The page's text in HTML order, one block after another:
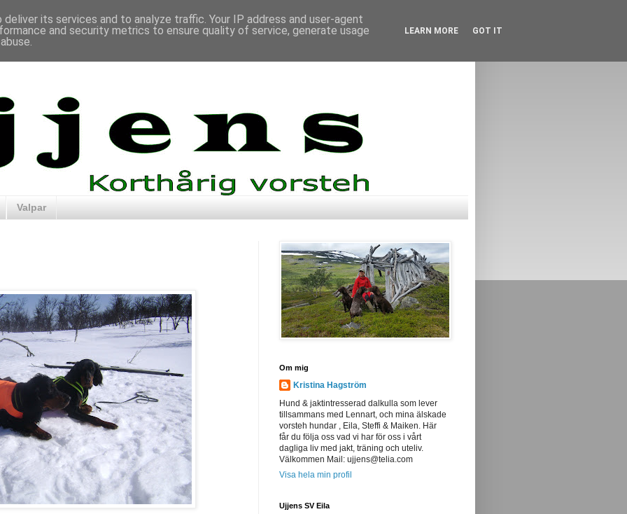
Valpar
Om mig
Kristina Hagström
Hund & jaktintresserad dalkulla som lever
tillsammans med Lennart, och mina älskade
vorsteh hundar , Eila, Steffi & Maiken. Här
får du följa oss vad vi har för oss i vårt
dagliga liv med jakt, träning och uteliv.
Välkommen Mail: ujjens@telia.com
Visa hela min profil
Ujjens SV Eila
its services and to analyze traffic. Your IP address and user-agent
and security metrics to ensure quality of service, generate usage
LEARN MORE GOT IT